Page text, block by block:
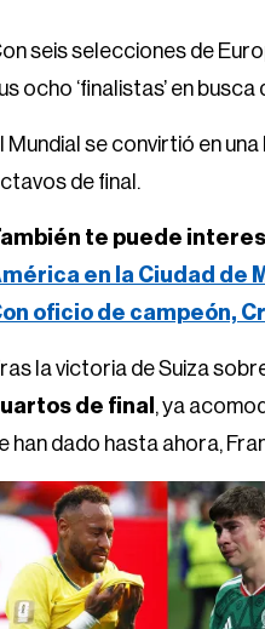
seis selecciones de
ocho ‘finalistas’ en
Mundial se convirtió en
de final.
te puede
en la Ciudad de
oficio de campeón,
la victoria de Suiza
de final , ya
han dado hasta ahora,